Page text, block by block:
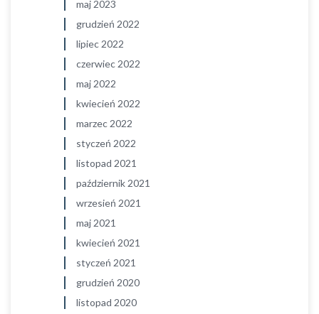
maj 2023
grudzień 2022
lipiec 2022
czerwiec 2022
maj 2022
kwiecień 2022
marzec 2022
styczeń 2022
listopad 2021
październik 2021
wrzesień 2021
maj 2021
kwiecień 2021
styczeń 2021
grudzień 2020
listopad 2020